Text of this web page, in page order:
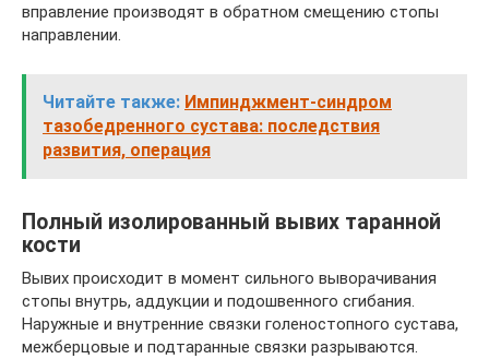
вправление производят в обратном смещению стопы
направлении.
Читайте также: Импинджмент-синдром
тазобедренного сустава: последствия
развития, операция
Полный изолированный вывих таранной
кости
Вывих происходит в момент сильного выворачивания
стопы внутрь, аддукции и подошвенного сгибания.
Наружные и внутренние связки голеностопного сустава,
межберцовые и подтаранные связки разрываются.